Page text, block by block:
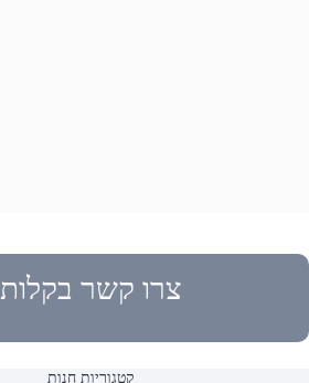
צרו קשר בקלות
קטגוריות חנות